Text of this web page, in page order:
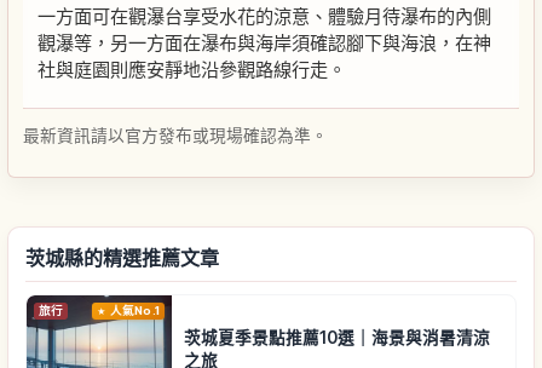
一方面可在觀瀑台享受水花的涼意、體驗月待瀑布的內側
觀瀑等，另一方面在瀑布與海岸須確認腳下與海浪，在神
社與庭園則應安靜地沿參觀路線行走。
最新資訊請以官方發布或現場確認為準。
茨城縣的精選推薦文章
旅行 人氣No.1
茨城夏季景點推薦10選｜海景與消暑清涼
之旅